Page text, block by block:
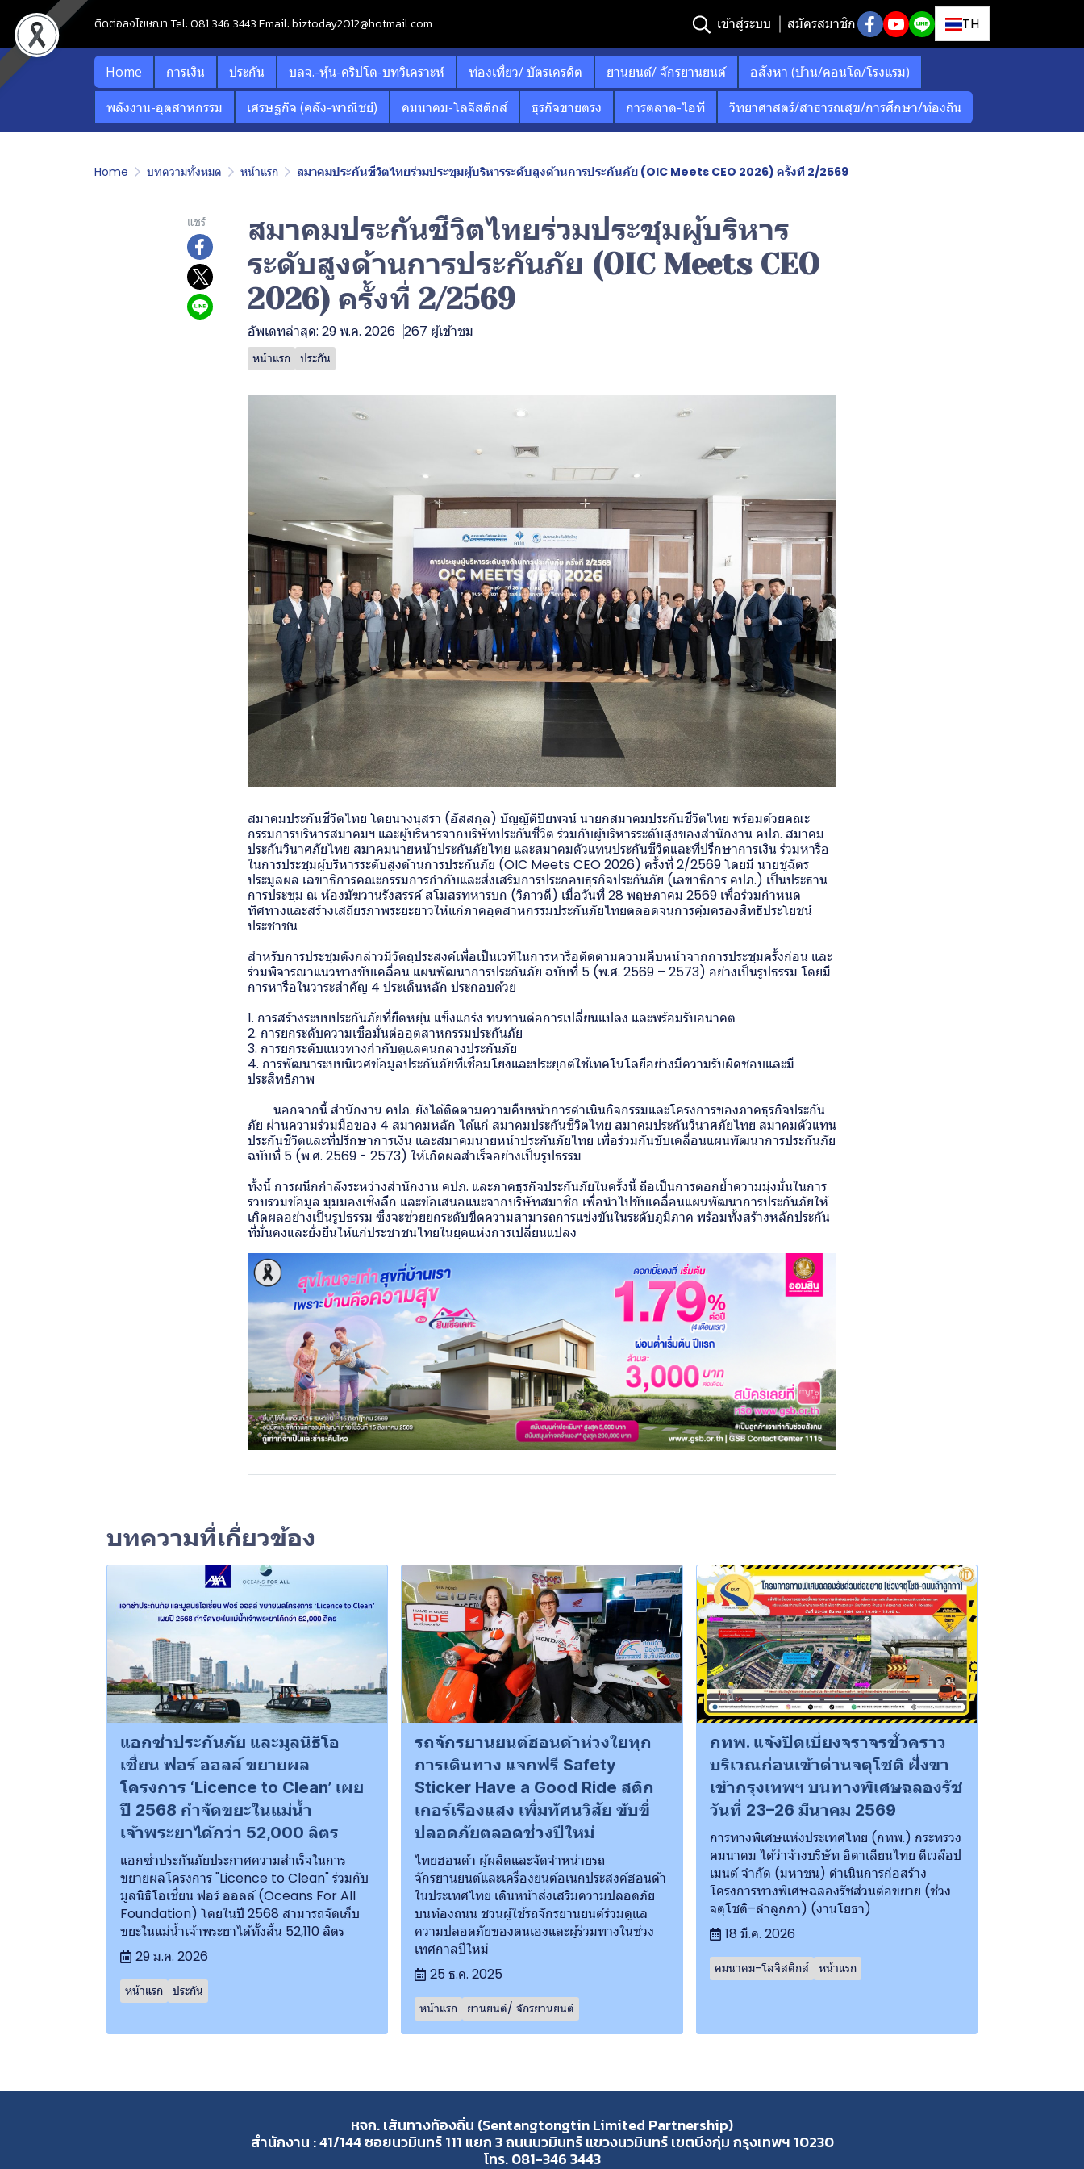
ติดต่อลงโฆษณา Tel: 081 346 3443 Email: biztoday2012@hotmail.com เข้าสู่ระบบ สมัครสมาชิก TH
Home การเงิน ประกัน บลจ.-หุ้น-คริปโต-บทวิเคราะห์ ท่องเที่ยว/ บัตรเครดิต ยานยนต์/ จักรยานยนต์
อสังหา (บ้าน/คอนโด/โรงแรม)
พลังงาน-อุตสาหกรรม
เศรษฐกิจ (คลัง-พาณิชย์) คมนาคม-โลจิสติกส์ ธุรกิจขายตรง การตลาด-ไอที วิทยาศาสตร์/สาธารณสุข/การศึกษา/ท้องถิน
Home บทความทั้งหมด หน้าแรก สมาคมประกันชีวิตไทยร่วมประชุมผู้บริหารระดับสูงด้านการประกันภัย (OIC Meets CEO 2026) ครั้งที่ 2/2569
แชร์
สมาคมประกันชีวิตไทยร่วมประชุมผู้บริหาร
ระดับสูงด้านการประกันภัย (OIC Meets CEO
2026) ครั้งที่ 2/2569
อัพเดทล่าสุด: 29 พ.ค. 2026 267 ผู้เข้าชม
หน้าแรก ประกัน
สมาคมประกันชีวิตไทย โดยนางนุสรา (อัสสกุล) บัญญัติปิยพจน์ นายกสมาคมประกันชีวิตไทย พร้อมด้วยคณะ
กรรมการบริหารสมาคมฯ และผู้บริหารจากบริษัทประกันชีวิต ร่วมกับผู้บริหารระดับสูงของสำนักงาน คปภ. สมาคม
ประกันวินาศภัยไทย สมาคมนายหน้าประกันภัยไทย และสมาคมตัวแทนประกันชีวิตและที่ปรึกษาการเงิน ร่วมหารือ
ในการประชุมผู้บริหารระดับสูงด้านการประกันภัย (OIC Meets CEO 2026) ครั้งที่ 2/2569 โดยมี นายชูฉัตร
ประมูลผล เลขาธิการคณะกรรมการกำกับและส่งเสริมการประกอบธุรกิจประกันภัย (เลขาธิการ คปภ.) เป็นประธาน
การประชุม ณ ห้องมัฆวานรังสรรค์ สโมสรทหารบก (วิภาวดี) เมื่อวันที่ 28 พฤษภาคม 2569 เพื่อร่วมกำหนด
ทิศทางและสร้างเสถียรภาพระยะยาวให้แก่ภาคอุตสาหกรรมประกันภัยไทยตลอดจนการคุ้มครองสิทธิประโยชน์
ประชาชน
สำหรับการประชุมดังกล่าวมีวัตถุประสงค์เพื่อเป็นเวทีในการหารือติดตามความคืบหน้าจากการประชุมครั้งก่อน และ
ร่วมพิจารณาแนวทางขับเคลื่อน แผนพัฒนาการประกันภัย ฉบับที่ 5 (พ.ศ. 2569 – 2573) อย่างเป็นรูปธรรม โดยมี
การหารือในวาระสำคัญ 4 ประเด็นหลัก ประกอบด้วย
1. การสร้างระบบประกันภัยที่ยืดหยุ่น แข็งแกร่ง ทนทานต่อการเปลี่ยนแปลง และพร้อมรับอนาคต
2. การยกระดับความเชื่อมั่นต่ออุตสาหกรรมประกันภัย
3. การยกระดับแนวทางกำกับดูแลคนกลางประกันภัย
4. การพัฒนาระบบนิเวศข้อมูลประกันภัยที่เชื่อมโยงและประยุกต์ใช้เทคโนโลยีอย่างมีความรับผิดชอบและมี
ประสิทธิภาพ
นอกจากนี้ สำนักงาน คปภ. ยังได้ติดตามความคืบหน้าการดำเนินกิจกรรมและโครงการของภาคธุรกิจประกัน
ภัย ผ่านความร่วมมือของ 4 สมาคมหลัก ได้แก่ สมาคมประกันชีวิตไทย สมาคมประกันวินาศภัยไทย สมาคมตัวแทน
ประกันชีวิตและที่ปรึกษาการเงิน และสมาคมนายหน้าประกันภัยไทย เพื่อร่วมกันขับเคลื่อนแผนพัฒนาการประกันภัย
ฉบับที่ 5 (พ.ศ. 2569 - 2573) ให้เกิดผลสำเร็จอย่างเป็นรูปธรรม
ทั้งนี้ การผนึกกำลังระหว่างสำนักงาน คปภ. และภาคธุรกิจประกันภัยในครั้งนี้ ถือเป็นการตอกย้ำความมุ่งมั่นในการ
รวบรวมข้อมูล มุมมองเชิงลึก และข้อเสนอแนะจากบริษัทสมาชิก เพื่อนำไปขับเคลื่อนแผนพัฒนาการประกันภัยให้
เกิดผลอย่างเป็นรูปธรรม ซึ่งจะช่วยยกระดับขีดความสามารถการแข่งขันในระดับภูมิภาค พร้อมทั้งสร้างหลักประกัน
ที่มั่นคงและยั่งยืนให้แก่ประชาชนไทยในยุคแห่งการเปลี่ยนแปลง
บทความที่เกี่ยวข้อง
แอกซ่าประกันภัย และมูลนิธิโอ
เชี่ยน ฟอร์ ออลล์ ขยายผล
โครงการ ‘Licence to Clean’ เผย
ปี 2568 กำจัดขยะในแม่น้ำ
เจ้าพระยาได้กว่า 52,000 ลิตร
แอกซ่าประกันภัยประกาศความสำเร็จในการ
ขยายผลโครงการ "Licence to Clean" ร่วมกับ
มูลนิธิโอเชี่ยน ฟอร์ ออลล์ (Oceans For All
Foundation) โดยในปี 2568 สามารถจัดเก็บ
ขยะในแม่น้ำเจ้าพระยาได้ทั้งสิ้น 52,110 ลิตร
29 ม.ค. 2026
หน้าแรก ประกัน
รถจักรยานยนต์ฮอนด้าห่วงใยทุก
การเดินทาง แจกฟรี Safety
Sticker Have a Good Ride สติก
เกอร์เรืองแสง เพิ่มทัศนวิสัย ขับขี่
ปลอดภัยตลอดช่วงปีใหม่
ไทยฮอนด้า ผู้ผลิตและจัดจำหน่ายรถ
จักรยานยนต์และเครื่องยนต์อเนกประสงค์ฮอนด้า
ในประเทศไทย เดินหน้าส่งเสริมความปลอดภัย
บนท้องถนน ชวนผู้ใช้รถจักรยานยนต์ร่วมดูแล
ความปลอดภัยของตนเองและผู้ร่วมทางในช่วง
เทศกาลปีใหม่
25 ธ.ค. 2025
หน้าแรก ยานยนต์/ จักรยานยนต์
กทพ. แจ้งปิดเบี่ยงจราจรชั่วคราว
บริเวณก่อนเข้าด่านจตุโชติ ฝั่งขา
เข้ากรุงเทพฯ บนทางพิเศษฉลองรัช
วันที่ 23–26 มีนาคม 2569
การทางพิเศษแห่งประเทศไทย (กทพ.) กระทรวง
คมนาคม ได้ว่าจ้างบริษัท อิตาเลียนไทย ดีเวล๊อป
เมนต์ จำกัด (มหาชน) ดำเนินการก่อสร้าง
โครงการทางพิเศษฉลองรัชส่วนต่อขยาย (ช่วง
จตุโชติ–ลำลูกกา) (งานโยธา)
18 มี.ค. 2026
คมนาคม-โลจิสติกส์ หน้าแรก
หจก. เส้นทางท้องถิ่น (Sentangtongtin Limited Partnership)
สำนักงาน : 41/144 ซอยนวมินทร์ 111 แยก 3 ถนนนวมินทร์ แขวงนวมินทร์ เขตบึงกุ่ม กรุงเทพฯ 10230
โทร. 081-346 3443